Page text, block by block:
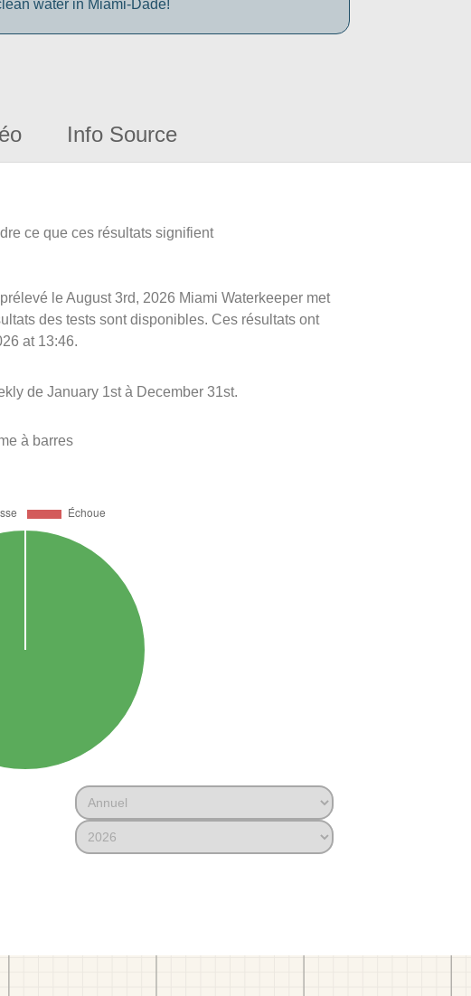
water in Miami-Dade!
Info Source
ce que ces résultats signifient
le August 3rd, 2026 Miami Waterkeeper met
des tests sont disponibles. Ces résultats ont
at 13:46.
de January 1st à December 31st.
à barres